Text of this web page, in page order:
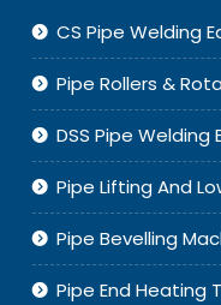
CS Pipe Welding
Pipe Rollers &
DSS Pipe Welding
Pipe Lifting And
Pipe Bevelling
Pipe End Heating